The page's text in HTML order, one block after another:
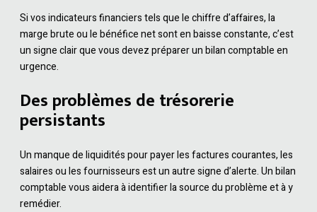
Si vos indicateurs financiers tels que le chiffre d’affaires, la
marge brute ou le bénéfice net sont en baisse constante, c’est
un signe clair que vous devez préparer un bilan comptable en
urgence.
Des problèmes de trésorerie
persistants
Un manque de liquidités pour payer les factures courantes, les
salaires ou les fournisseurs est un autre signe d’alerte. Un bilan
comptable vous aidera à identifier la source du problème et à y
remédier.